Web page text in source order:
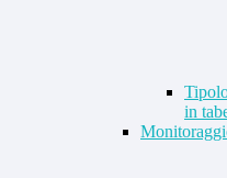
in